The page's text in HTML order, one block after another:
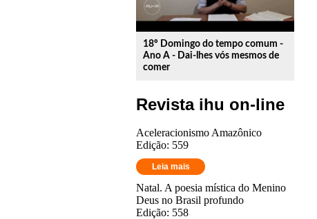
18º Domingo do tempo comum -
Ano A - Dai-lhes vós mesmos de
comer
Revista ihu on-line
Aceleracionismo Amazônico
Edição: 559
Leia mais
Natal. A poesia mística do Menino
Deus no Brasil profundo
Edição: 558